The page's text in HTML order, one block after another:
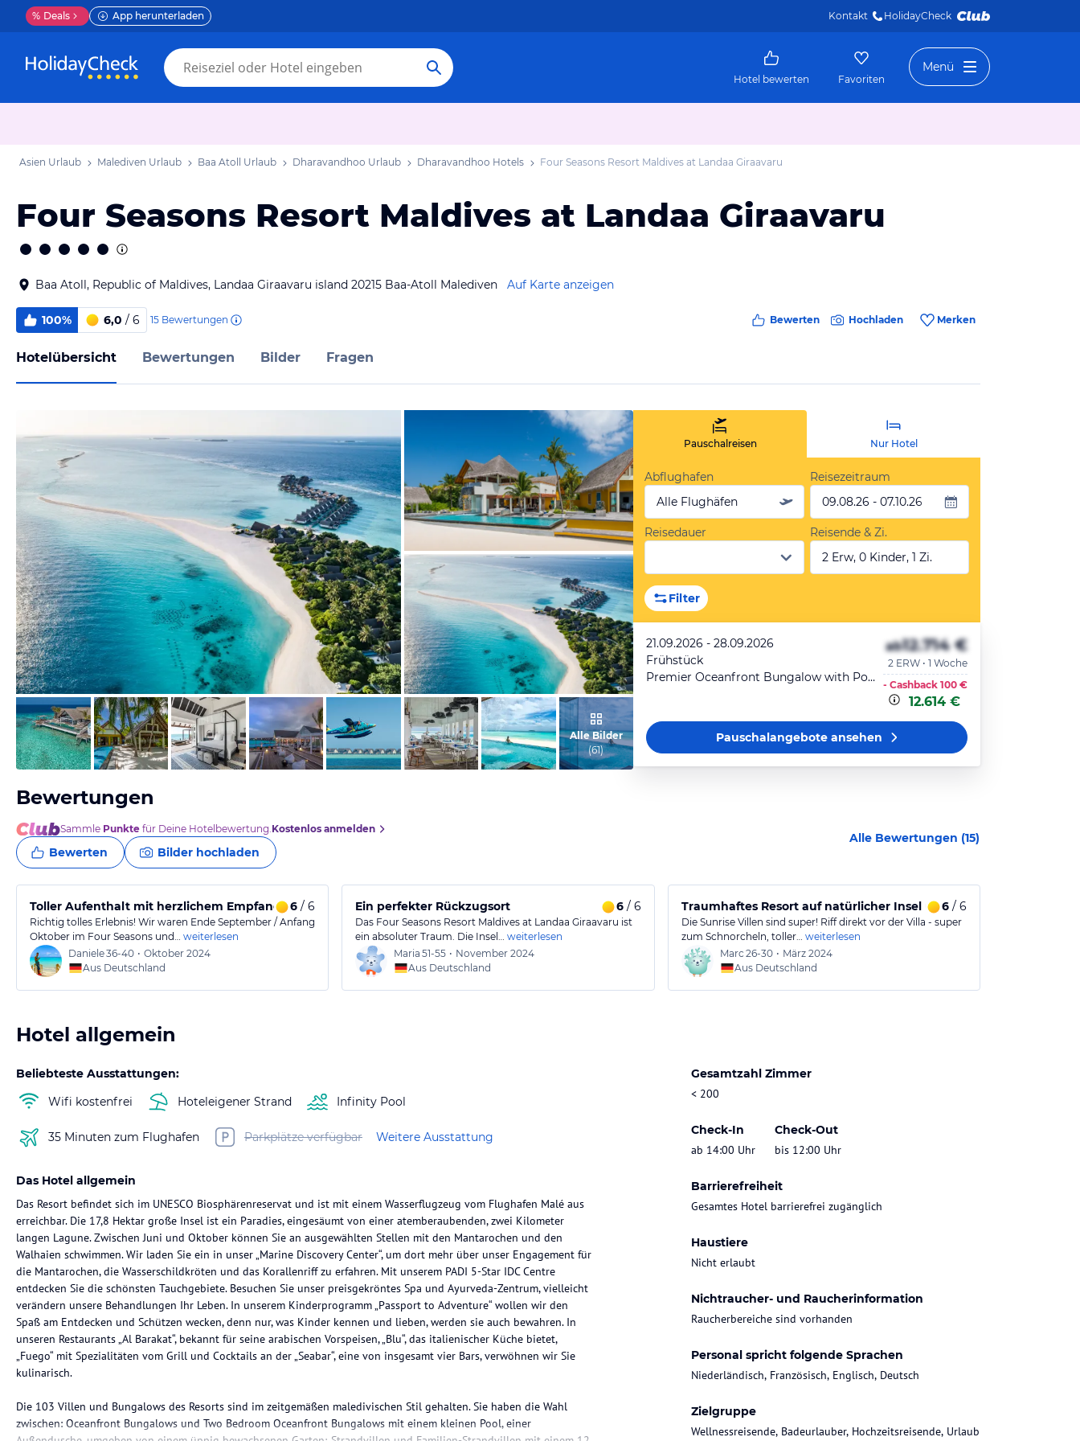
% Deals App herunterladen Kontakt HolidayCheck
Hotel bewerten Favoriten
Menü
Asien Urlaub Malediven Urlaub Baa Atoll Urlaub Dharavandhoo Urlaub Dharavandhoo Hotels Four Seasons Resort Maldives at Landaa Giraavaru
Four Seasons Resort Maldives at Landaa Giraavaru
Baa Atoll, Republic of Maldives, Landaa Giraavaru island 20215 Baa-Atoll Malediven Auf Karte anzeigen
100% 6,0 / 6 15 Bewertungen Bewerten Hochladen Merken
Hotelübersicht Bewertungen Bilder Fragen
vom Hotelier, Mai 2020
vom Hotelier, Mai 2020
vom Hotelier, Mai 2020
Alle Bilder
(61)
Pauschalreisen Nur Hotel
Abflughafen
Alle Flughäfen
Reisezeitraum
09.08.26 - 07.10.26
Reisedauer
Reisende & Zi.
2 Erw, 0 Kinder, 1 Zi.
Filter
21.09.2026 - 28.09.2026
Frühstück
Premier Oceanfront Bungalow with Pool
ab12.714 €
2 ERW • 1 Woche
- Cashback 100 €
12.614 €
Pauschalangeboteansehen
Bewertungen
Sammle Punkte für Deine Hotelbewertung.Kostenlos anmelden
Bewerten Bilder hochladen
Alle Bewertungen (15)
Toller Aufenthalt mit herzlichem Empfang und familiärer Atmosphäre
6 / 6
Richtig tolles Erlebnis! Wir waren Ende September / Anfang
Oktober im Four Seasons und… weiterlesen
Daniele36-40 • Oktober 2024
Aus Deutschland
Ein perfekter Rückzugsort 6/ 6
Das Four Seasons Resort Maldives at Landaa Giraavaru ist
ein absoluter Traum. Die Insel… weiterlesen
Maria 51-55 • November 2024
Aus Deutschland
Traumhaftes Resort auf natürlicher Insel und tollem Personal
6/ 6
Die Sunrise Villen sind super! Riff direkt vor der Villa - super
zum Schnorcheln, toller… weiterlesen
Marc 26-30 • März 2024
Aus Deutschland
Hotel allgemein
Beliebteste Ausstattungen:
Wifi kostenfrei
Hoteleigener Strand Infinity Pool
35 Minuten zum Flughafen Parkplätze verfügbar Weitere Ausstattung
Gesamtzahl Zimmer
< 200
Check-In
ab 14:00 Uhr
Check-Out
bis 12:00 Uhr
Barrierefreiheit
Gesamtes Hotel barrierefrei zugänglich
Haustiere
Nicht erlaubt
Nichtraucher- und Raucherinformation
Raucherbereiche sind vorhanden
Personal spricht folgende Sprachen
Niederländisch, Französisch, Englisch, Deutsch
Zielgruppe
Wellnessreisende, Badeurlauber, Hochzeitsreisende, Urlaub
Das Hotel allgemein
Das Resort befindet sich im UNESCO Biosphärenreservat und ist mit einem Wasserflugzeug vom Flughafen Malé aus
erreichbar. Die 17,8 Hektar große Insel ist ein Paradies, eingesäumt von einer atemberaubenden, zwei Kilometer
langen Lagune. Zwischen Juni und Oktober können Sie an ausgewählten Stellen mit den Mantarochen und den
Walhaien schwimmen. Wir laden Sie ein in unser „Marine Discovery Center“, um dort mehr über unser Engagement für
die Mantarochen, die Wasserschildkröten und das Korallenriff zu erfahren. Mit unserem PADI 5-Star IDC Centre
entdecken Sie die schönsten Tauchgebiete. Besuchen Sie unser preisgekröntes Spa und Ayurveda-Zentrum, vielleicht
verändern unsere Behandlungen Ihr Leben. In unserem Kinderprogramm „Passport to Adventure“ wollen wir den
Spaß am Entdecken und Schützen wecken, denn nur, was Kinder kennen und lieben, werden sie auch bewahren. In
unseren Restaurants „Al Barakat“, bekannt für seine arabischen Vorspeisen, „Blu“, das italienischer Küche bietet,
„Fuego“ mit Spezialitäten vom Grill und Cocktails an der „Seabar“, eine von insgesamt vier Bars, verwöhnen wir Sie
kulinarisch.
Die 103 Villen und Bungalows des Resorts sind im zeitgemäßen maledivischen Stil gehalten. Sie haben die Wahl
zwischen: Oceanfront Bungalows und Two Bedroom Oceanfront Bungalows mit einem kleinen Pool, einer